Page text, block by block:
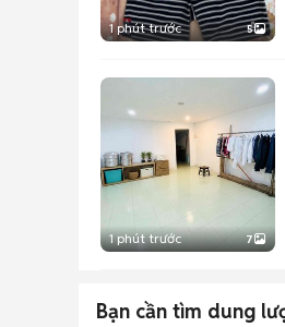
1 phút trước 5
1 phút trước 7
Bạn cần tìm dung